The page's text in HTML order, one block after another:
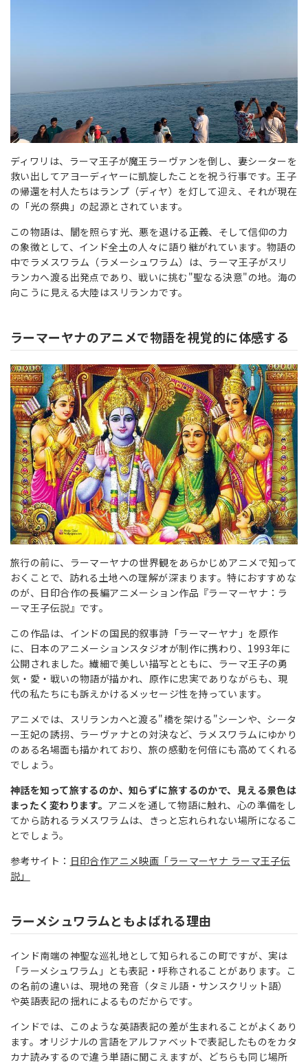
ディワリは、ラーマ王子が魔王ラーヴァンを倒し、妻シーターを
救い出してアヨーディヤーに凱旋したことを祝う行事です。王子
の帰還を村人たちはランプ（ディヤ）を灯して迎え、それが現在
の「光の祭典」の起源とされています。
この物語は、闇を照らす光、悪を退ける正義、そして信仰の力
の象徴として、インド全土の人々に語り継がれています。物語の
中でラメスワラム（ラメーシュワラム）は、ラーマ王子がスリ
ランカへ渡る出発点であり、戦いに挑む"聖なる決意"の地。海の
向こうに見える大陸はスリランカです。
ラーマーヤナのアニメで物語を視覚的に体感する
旅行の前に、ラーマーヤナの世界観をあらかじめアニメで知って
おくことで、訪れる土地への理解が深まります。特におすすめな
のが、日印合作の長編アニメーション作品『ラーマーヤナ：ラ
ーマ王子伝説』です。
この作品は、インドの国民的叙事詩「ラーマーヤナ」を原作
に、日本のアニメーションスタジオが制作に携わり、1993年に
公開されました。繊細で美しい描写とともに、ラーマ王子の勇
気・愛・戦いの物語が描かれ、原作に忠実でありながらも、現
代の私たちにも訴えかけるメッセージ性を持っています。
アニメでは、スリランカへと渡る"橋を架ける"シーンや、シータ
ー王妃の誘拐、ラーヴァナとの対決など、ラメスワラムにゆかり
のある名場面も描かれており、旅の感動を何倍にも高めてくれる
でしょう。
神話を知って旅するのか、知らずに旅するのかで、見える景色は
まったく変わります。 アニメを通して物語に触れ、心の準備をし
てから訪れるラメスワラムは、きっと忘れられない場所になるこ
とでしょう。
参考サイト： 日印合作アニメ映画「ラーマーヤナ ラーマ王子伝
説」
ラーメシュワラムともよばれる理由
インド南端の神聖な巡礼地として知られるこの町ですが、実は
「ラーメシュワラム」とも表記・呼称されることがあります。こ
の名前の違いは、現地の発音（タミル語・サンスクリット語）
や英語表記の揺れによるものだからです。
インドでは、このような英語表記の差が生まれることがよくあり
ます。オリジナルの言語をアルファベットで表記したものをカタ
カナ読みするので違う単語に聞こえますが、どちらも同じ場所